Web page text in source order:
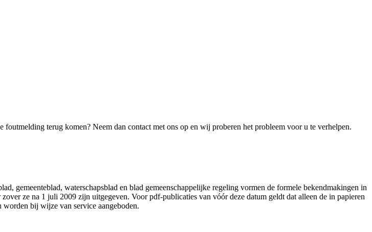
terug komen? Neem dan contact met ons op en wij proberen het probleem voor u te verhelpen.
gemeenteblad, waterschapsblad en blad gemeenschappelijke regeling vormen de formele bekendmakingen in
ze na 1 juli 2009 zijn uitgegeven. Voor pdf-publicaties van vóór deze datum geldt dat alleen de in papieren
worden bij wijze van service aangeboden.